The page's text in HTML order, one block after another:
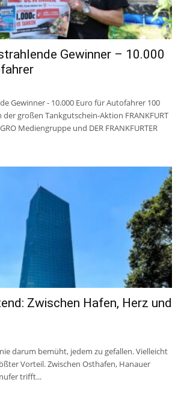
Gewinner – 10.000
Gewinner - 10.000 Euro für Autofahrer 100
großen Tankgutschein-Aktion FRANKFURT
Mediengruppe und DER FRANKFURTER
Zwischen Hafen, Herz und
darum bemüht, jedem zu gefallen. Vielleicht
Vorteil. Zwischen Osthafen, Hanauer
trifft...